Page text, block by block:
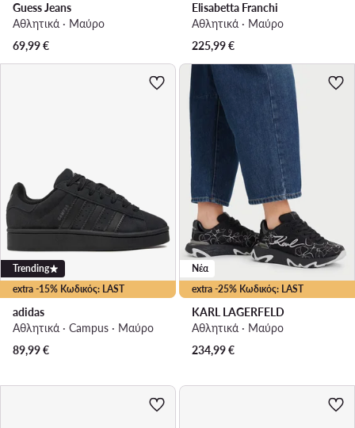
Guess Jeans
Αθλητικά · Μαύρο
69,99€
Elisabetta Franchi
Αθλητικά · Μαύρο
225,99€
extra -15% Κωδικός: LAST
Trending
adidas
Αθλητικά · Campus · Μαύρο
89,99€
extra -25% Κωδικός: LAST
Νέα
KARL LAGERFELD
Αθλητικά · Μαύρο
234,99€